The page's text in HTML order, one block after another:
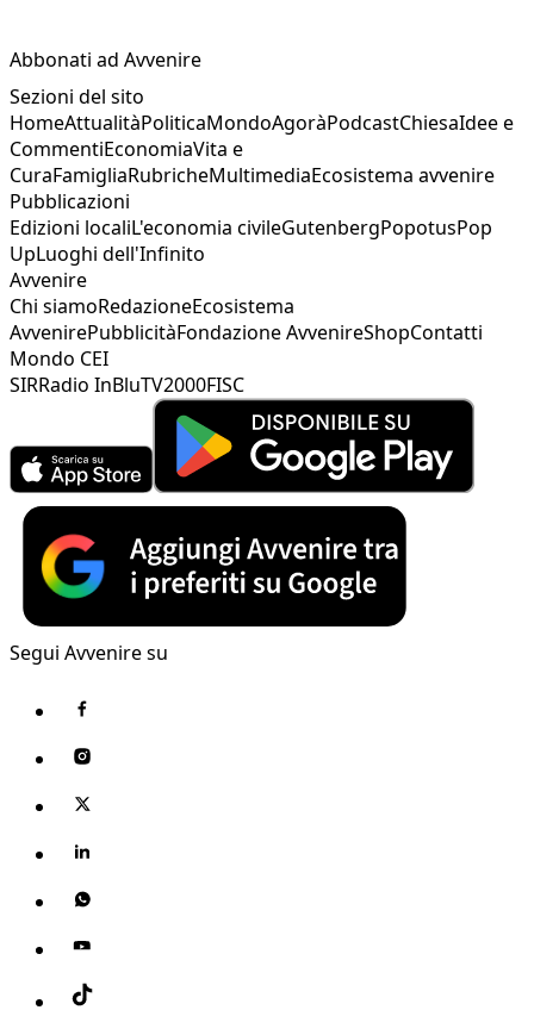
Abbonati ad Avvenire
Sezioni del sito
HomeAttualitàPoliticaMondoAgoràPodcastChiesaIdee e
CommentiEconomiaVita e
CuraFamigliaRubricheMultimediaEcosistema avvenire
Pubblicazioni
Edizioni localiL'economia civileGutenbergPopotusPop
UpLuoghi dell'Infinito
Avvenire
Chi siamoRedazioneEcosistema
AvvenirePubblicitàFondazione AvvenireShopContatti
Mondo CEI
SIRRadio InBluTV2000FISC
Segui Avvenire su